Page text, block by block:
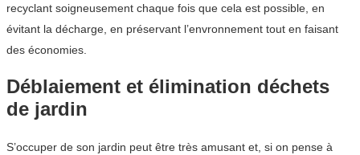
recyclant soigneusement chaque fois que cela est possible, en
évitant la décharge, en préservant l’envronnement tout en faisant
des économies.
Déblaiement et élimination déchets
de jardin
S’occuper de son jardin peut être très amusant et, si on pense à